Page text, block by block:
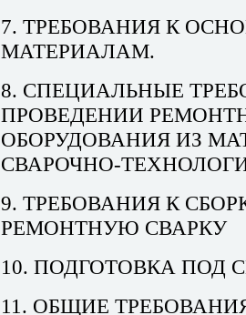
7. ТРЕБОВАНИЯ К
МАТЕРИАЛАМ.
8. СПЕЦИАЛЬНЫЕ
ПРОВЕДЕНИИ
ОБОРУДОВАНИЯ ИЗ
СВАРОЧНО-
9. ТРЕБОВАНИЯ К
РЕМОНТНУЮ СВАРКУ
10. ПОДГОТОВКА ПОД
11. ОБЩИЕ